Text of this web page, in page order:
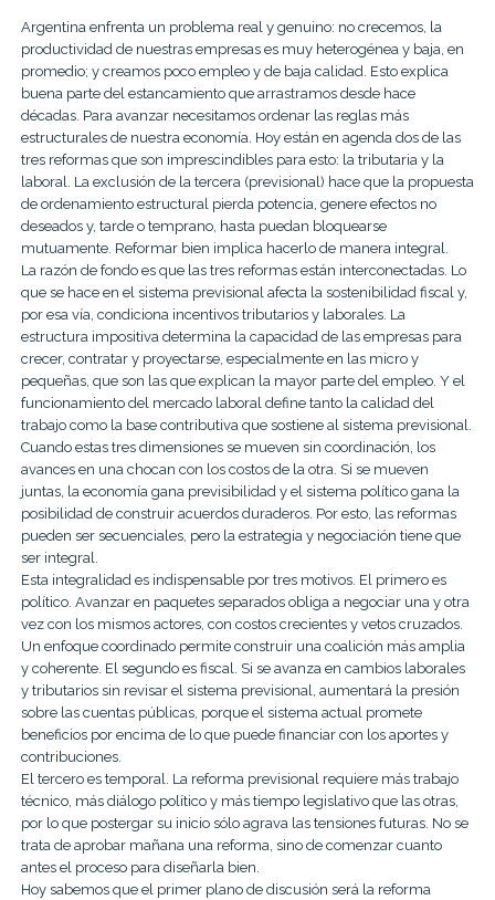
Argentina enfrenta un problema real y genuino: no crecemos, la
productividad de nuestras empresas es muy heterogénea y baja, en
promedio; y creamos poco empleo y de baja calidad. Esto explica
buena parte del estancamiento que arrastramos desde hace
décadas. Para avanzar necesitamos ordenar las reglas más
estructurales de nuestra economía. Hoy están en agenda dos de las
tres reformas que son imprescindibles para esto: la tributaria y la
laboral. La exclusión de la tercera (previsional) hace que la propuesta
de ordenamiento estructural pierda potencia, genere efectos no
deseados y, tarde o temprano, hasta puedan bloquearse
mutuamente. Reformar bien implica hacerlo de manera integral.
La razón de fondo es que las tres reformas están interconectadas. Lo
que se hace en el sistema previsional afecta la sostenibilidad fiscal y,
por esa vía, condiciona incentivos tributarios y laborales. La
estructura impositiva determina la capacidad de las empresas para
crecer, contratar y proyectarse, especialmente en las micro y
pequeñas, que son las que explican la mayor parte del empleo. Y el
funcionamiento del mercado laboral define tanto la calidad del
trabajo como la base contributiva que sostiene al sistema previsional.
Cuando estas tres dimensiones se mueven sin coordinación, los
avances en una chocan con los costos de la otra. Si se mueven
juntas, la economía gana previsibilidad y el sistema político gana la
posibilidad de construir acuerdos duraderos. Por esto, las reformas
pueden ser secuenciales, pero la estrategia y negociación tiene que
ser integral.
Esta integralidad es indispensable por tres motivos. El primero es
político. Avanzar en paquetes separados obliga a negociar una y otra
vez con los mismos actores, con costos crecientes y vetos cruzados.
Un enfoque coordinado permite construir una coalición más amplia
y coherente. El segundo es fiscal. Si se avanza en cambios laborales
y tributarios sin revisar el sistema previsional, aumentará la presión
sobre las cuentas públicas, porque el sistema actual promete
beneficios por encima de lo que puede financiar con los aportes y
contribuciones.
El tercero es temporal. La reforma previsional requiere más trabajo
técnico, más diálogo político y más tiempo legislativo que las otras,
por lo que postergar su inicio sólo agrava las tensiones futuras. No se
trata de aprobar mañana una reforma, sino de comenzar cuanto
antes el proceso para diseñarla bien.
Hoy sabemos que el primer plano de discusión será la reforma